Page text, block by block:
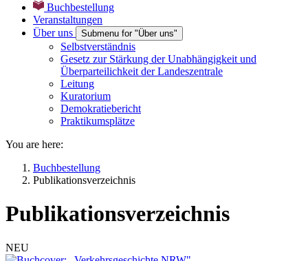
Buchbestellung
Veranstaltungen
Über uns
Submenu for "Über uns"
Selbstverständnis
Gesetz zur Stärkung der Unabhängigkeit und
Überparteilichkeit der Landeszentrale
Leitung
Kuratorium
Demokratiebericht
Praktikumsplätze
You are here:
Buchbestellung
Publikationsverzeichnis
Publikationsverzeichnis
NEU